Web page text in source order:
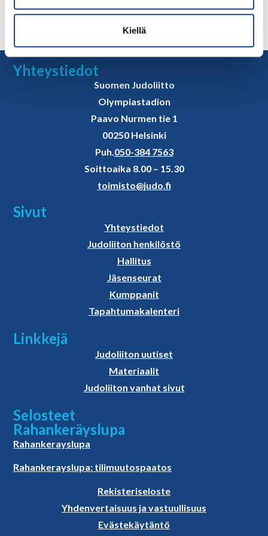
Kiellä
pisteitä. Suomalaiset ovat niitä metsästämässä ennen
ensi kevään olympiakarsintaa ja tavoitteena on nostaa
sijoitusta World Ranking-listalla. Emilia […]
Yhteystiedot
Suomen Judoliitto
Olympiastadion
Paavo Nurmen tie 1
00250 Helsinki
Puh.050-384 7563
Soittoaika 8.00 – 15.30
toimisto@judo.fi
Sivut
Yhteystiedot
Judoliiton henkilöstö
Hallitus
Jäsenseurat
Kumppanit
Tapahtumakalenteri
Linkkejä
Judoliiton uutiset
Materiaalit
Judoliiton vanhat sivut
Selosteet
Rahankeräyslupa
Rahankerayslupa
Rahankerayslupa: tilimuutospaatos
Rekisteriseloste
Yhdenvertaisuus ja vastuullisuus
Evästekäytäntö